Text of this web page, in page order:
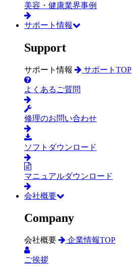
美容・健康業界事例
サポート情報
Support
サポート情報 サポートTOP
よくあるご質問
修理のお問い合わせ
ソフトダウンロード
マニュアルダウンロード
会社概要
Company
会社概要 企業情報TOP
ご挨拶